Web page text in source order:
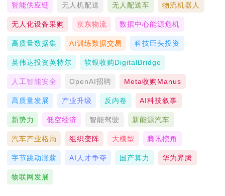
智能供应链 无人机配送 无人配送车 物流机器人
无人化设备采购 京东物流 数据中心能源危机
高质量数据集 AI训练数据交易 科技巨头投资
英伟达投资英特尔 软银收购DigitalBridge
人工智能安全 OpenAI招聘 Meta收购Manus
高质量发展 产业升级 反内卷 AI科技叙事
新势力 低空经济 智能驾驶 新能源汽车
汽车产业格局 组织变阵 大模型 腾讯挖角
字节跳动涨薪 AI人才争夺 国产算力 华为昇腾
物联网发展